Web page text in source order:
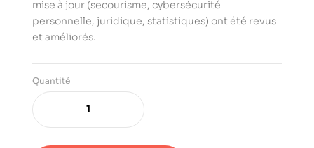
mise à jour (secourisme, cybersécurité
personnelle, juridique, statistiques) ont été revus
et améliorés.
Quantité